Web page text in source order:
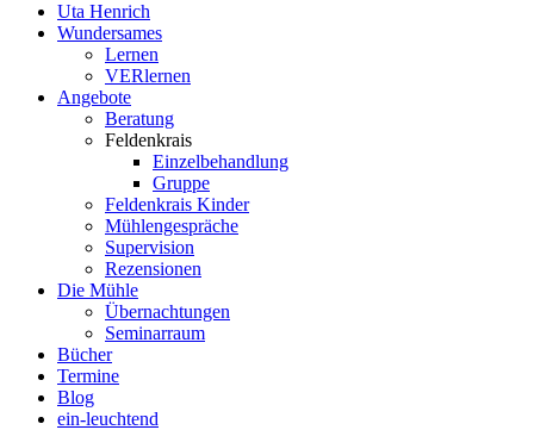
Uta Henrich
Wundersames
Lernen
VERlernen
Angebote
Beratung
Feldenkrais
Einzelbehandlung
Gruppe
Feldenkrais Kinder
Mühlengespräche
Supervision
Rezensionen
Die Mühle
Übernachtungen
Seminarraum
Bücher
Termine
Blog
ein-leuchtend